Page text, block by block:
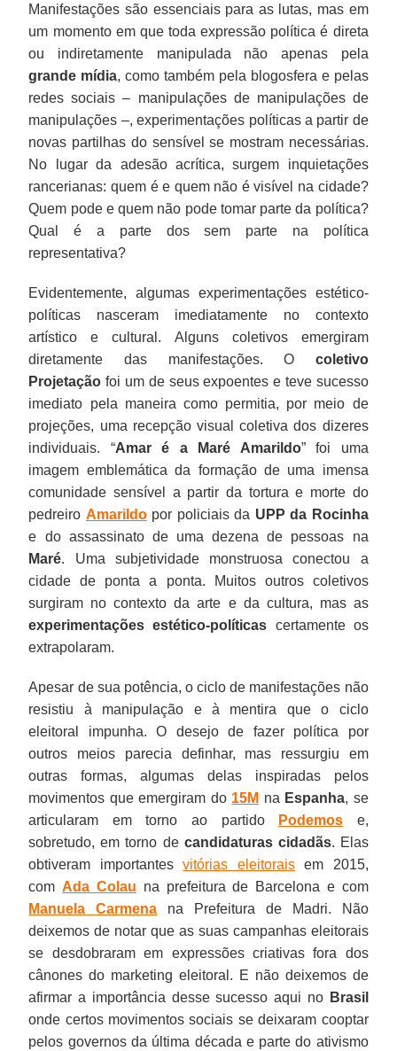
Manifestações são essenciais para as lutas, mas em
um momento em que toda expressão política é direta
ou indiretamente manipulada não apenas pela
grande mídia, como também pela blogosfera e pelas
redes sociais – manipulações de manipulações de
manipulações –, experimentações políticas a partir de
novas partilhas do sensível se mostram necessárias.
No lugar da adesão acrítica, surgem inquietações
rancerianas: quem é e quem não é visível na cidade?
Quem pode e quem não pode tomar parte da política?
Qual é a parte dos sem parte na política
representativa?
Evidentemente, algumas experimentações estético-
políticas nasceram imediatamente no contexto
artístico e cultural. Alguns coletivos emergiram
diretamente das manifestações. O coletivo
Projetação foi um de seus expoentes e teve sucesso
imediato pela maneira como permitia, por meio de
projeções, uma recepção visual coletiva dos dizeres
individuais. “Amar é a Maré Amarildo” foi uma
imagem emblemática da formação de uma imensa
comunidade sensível a partir da tortura e morte do
pedreiro Amarildopor policiais da UPP da Rocinha
e do assassinato de uma dezena de pessoas na
Maré. Uma subjetividade monstruosa conectou a
cidade de ponta a ponta. Muitos outros coletivos
surgiram no contexto da arte e da cultura, mas as
experimentações estético-políticas certamente os
extrapolaram.
Apesar de sua potência, o ciclo de manifestações não
resistiu à manipulação e à mentira que o ciclo
eleitoral impunha. O desejo de fazer política por
outros meios parecia definhar, mas ressurgiu em
outras formas, algumas delas inspiradas pelos
movimentos que emergiram do 15M na Espanha, se
articularam em torno ao partido
Podemos e,
sobretudo, em torno de candidaturas cidadãs. Elas
obtiveram importantesvitórias eleitoraisem 2015,
comAda Colau na prefeitura de Barcelona e com
Manuela Carmena na Prefeitura de Madri. Não
deixemos de notar que as suas campanhas eleitorais
se desdobraram em expressões criativas fora dos
cânones do marketing eleitoral. E não deixemos de
afirmar a importância desse sucesso aqui no Brasil
onde certos movimentos sociais se deixaram cooptar
pelos governos da última década e parte do ativismo